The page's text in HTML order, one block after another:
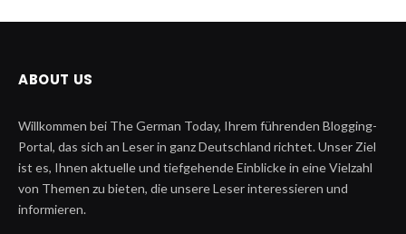
ABOUT US
Willkommen bei The German Today, Ihrem führenden Blogging-
Portal, das sich an Leser in ganz Deutschland richtet. Unser Ziel
ist es, Ihnen aktuelle und tiefgehende Einblicke in eine Vielzahl
von Themen zu bieten, die unsere Leser interessieren und
informieren.